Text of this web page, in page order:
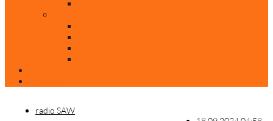
radio SAW